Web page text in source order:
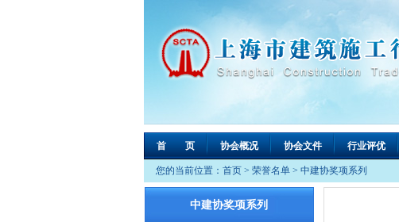
首 页 协会概况 协会文件 行业评优
您的当前位置： 首页 > 荣誉名单 > 中建协奖项系列
中建协奖项系列